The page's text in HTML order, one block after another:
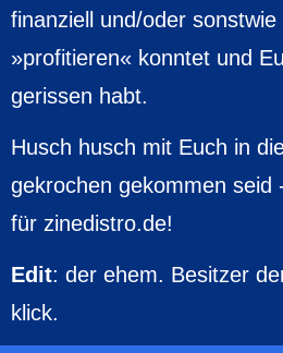
finanziell und/oder
»profitieren« konntet und
gerissen habt.
Husch husch mit Euch in
gekrochen gekommen seid
für zinedistro.de!
Edit: der ehem. Besitzer
klick.